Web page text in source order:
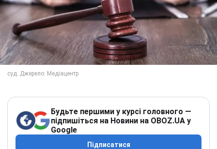
Будьте першими у курсі головного —
підпишіться на Новини на OBOZ.UA у
Google
Підписатися